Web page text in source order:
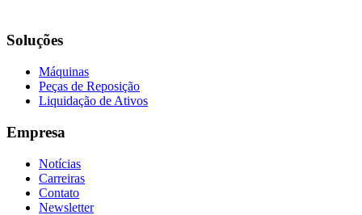
Soluções
Máquinas
Peças de Reposição
Liquidação de Ativos
Empresa
Notícias
Carreiras
Contato
Newsletter